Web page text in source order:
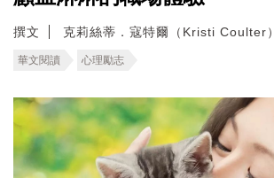
撰文 克莉絲蒂．寇特爾（Kristi Coulter）
華文閱讀 心理勵志